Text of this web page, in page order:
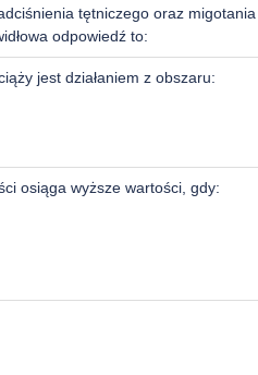
tętniczego oraz migotania
odpowiedź to:
jest działaniem z obszaru:
osiąga wyższe wartości, gdy: